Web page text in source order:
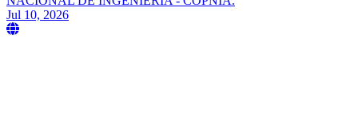
Jul 10, 2026